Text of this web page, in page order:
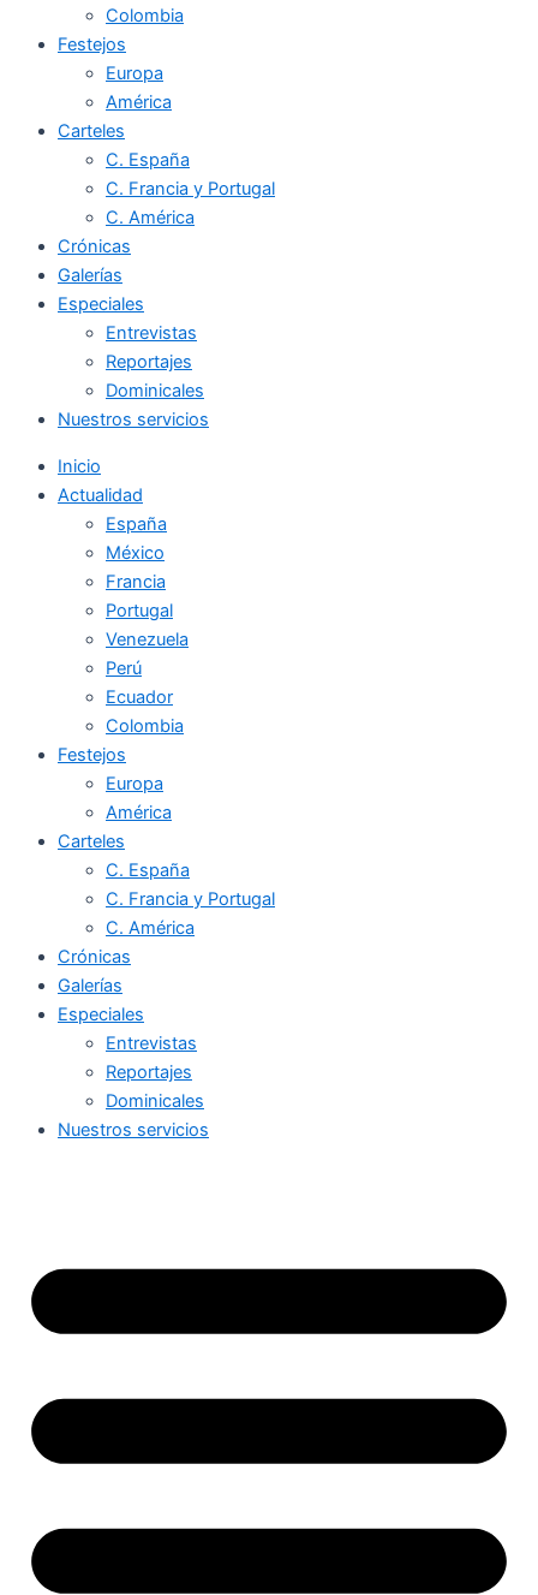
Colombia
Festejos
Europa
América
Carteles
C. España
C. Francia y Portugal
C. América
Crónicas
Galerías
Especiales
Entrevistas
Reportajes
Dominicales
Nuestros servicios
Inicio
Actualidad
España
México
Francia
Portugal
Venezuela
Perú
Ecuador
Colombia
Festejos
Europa
América
Carteles
C. España
C. Francia y Portugal
C. América
Crónicas
Galerías
Especiales
Entrevistas
Reportajes
Dominicales
Nuestros servicios